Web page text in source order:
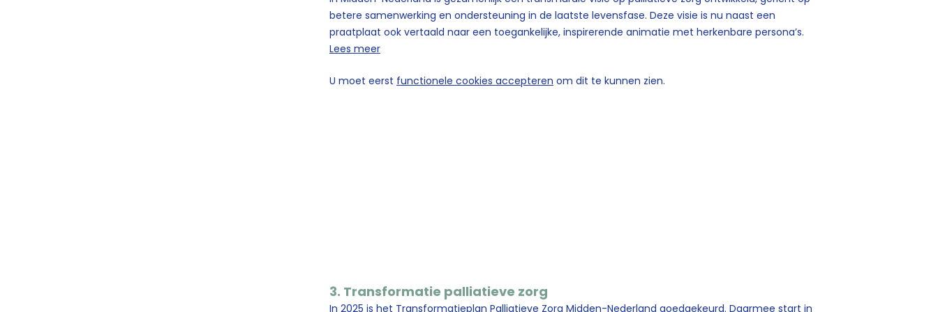
betere samenwerking en ondersteuning in de laatste levensfase. Deze visie is nu naast een
praatplaat ook vertaald naar een toegankelijke, inspirerende animatie met herkenbare persona’s.
Lees meer
U moet eerst functionele cookies accepteren om dit te kunnen zien.
3. Transformatie palliatieve zorg
In 2025 is het Transformatieplan Palliatieve Zorg Midden-Nederland goedgekeurd. Daarmee start in